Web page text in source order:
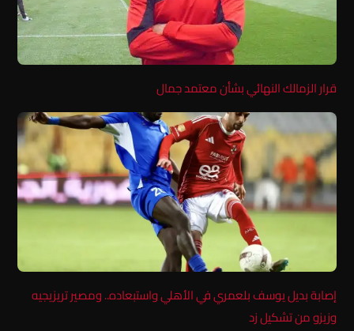
قرار الزمالك النهائي بشأن معتمد جمال
إصابة بديل يوسف بلعمري في الأهلي واستبعاده.. ومصير تريزيجيه
وزيزو من تشكيل زد